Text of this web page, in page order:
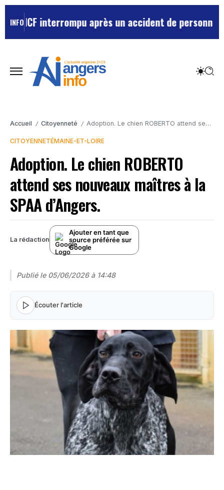
INFO après un accident de personneViolences
Accueil / Citoyenneté / Adoption. Le chien ROBERTO attend ses nouveaux maîtres à la SPAA d’Angers.
CITOYENNETÉMAINE-ET-LOIRE
Adoption. Le chien ROBERTO
attend ses nouveaux maîtres à la
SPAA d’Angers.
La rédaction
Ajouter en tant que
source préférée sur
Google
Publié le 05/06/2026 à 14:48
Écouter l'article